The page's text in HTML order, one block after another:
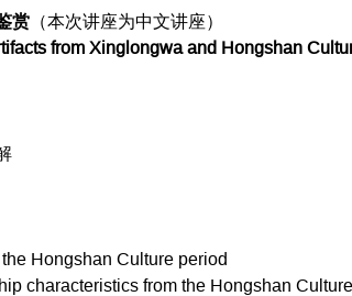
赏（本次讲座为中文讲座）
from Xinglongwa and Hongshan
Hongshan Culture period
characteristics from the Hongshan